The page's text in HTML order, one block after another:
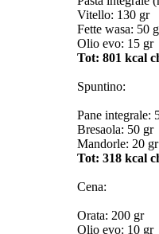
Vitello: 130 gr
Fette wasa: 50
Olio evo: 15 gr
Tot: 801 kcal
Spuntino:
Pane integrale:
Bresaola: 50 gr
Mandorle: 20 gr
Tot: 318 kcal
Cena:
Orata: 200 gr
Olio evo: 10 gr